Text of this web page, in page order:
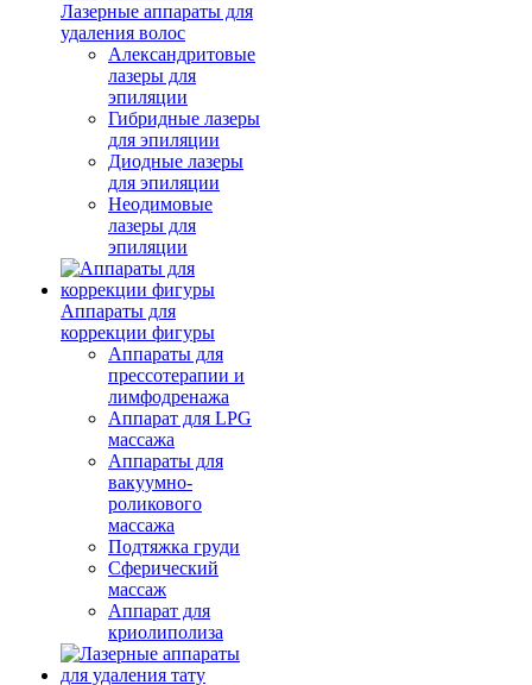
Лазерные аппараты для
удаления волос
Александритовые
лазеры для
эпиляции
Гибридные лазеры
для эпиляции
Диодные лазеры
для эпиляции
Неодимовые
лазеры для
эпиляции
Аппараты для
коррекции фигуры
Аппараты для
прессотерапии и
лимфодренажа
Аппарат для LPG
массажа
Аппараты для
вакуумно-
роликового
массажа
Подтяжка груди
Сферический
массаж
Аппарат для
криолиполиза